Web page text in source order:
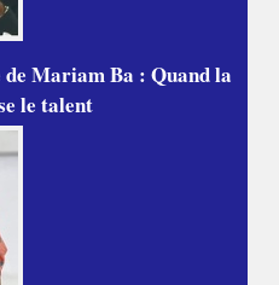
Mariam Ba : Quand la
le talent